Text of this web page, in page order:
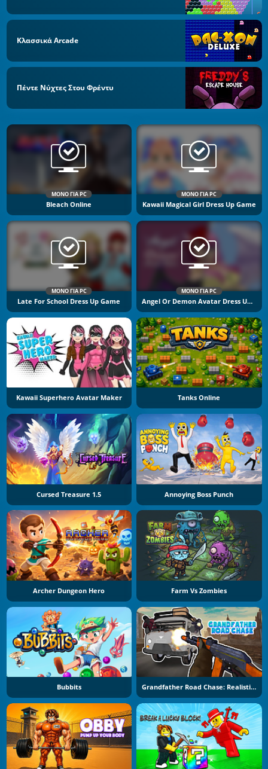
Κλασσικά Arcade
Πέντε Νύχτες Στου Φρέντυ
ΜΌΝΟ ΓΙΑ PC
Bleach Online
ΜΌΝΟ ΓΙΑ PC
Kawaii Magical Girl Dress Up Game
ΜΌΝΟ ΓΙΑ PC
Late For School Dress Up Game
ΜΌΝΟ ΓΙΑ PC
Angel Or Demon Avatar Dress Up Game
Kawaii Superhero Avatar Maker Tanks Online
Cursed Treasure 1.5 Annoying Boss Punch
Archer Dungeon Hero Farm Vs Zombies
Bubbits Grandfather Road Chase: Realistic Shooter